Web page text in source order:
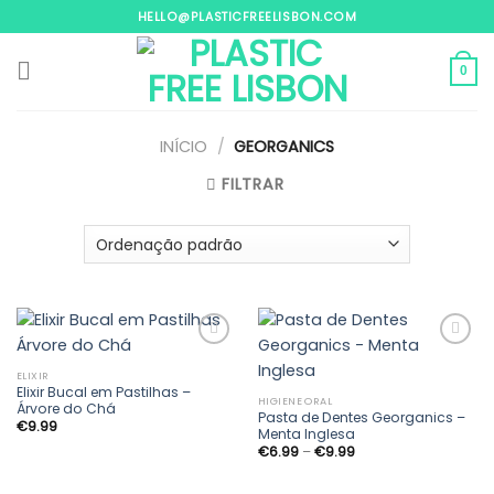
to
content
HELLO@PLASTICFREELISBON.COM
0
INÍCIO / GEORGANICS
FILTRAR
Adicionar
ELIXIR
Elixir Bucal em Pastilhas –
Árvore do Chá
€9.99
aos
meus
HIGIENE ORAL
Pasta de Dentes Georganics –
Menta Inglesa
€6.99 –€9.99Price